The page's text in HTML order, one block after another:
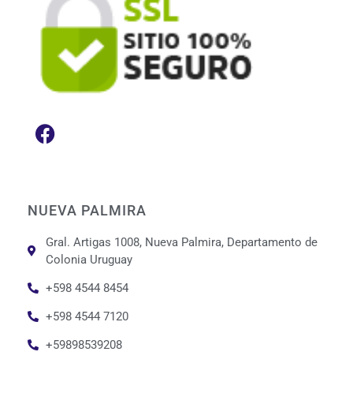
NUEVA PALMIRA
Gral. Artigas 1008, Nueva Palmira, Departamento de
Colonia Uruguay
+598 4544 8454
+598 4544 7120
+59898539208